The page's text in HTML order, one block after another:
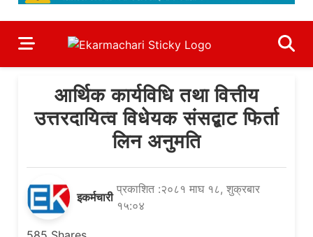
आर्थिक कार्यविधि तथा वित्तीय
उत्तरदायित्व विधेयक संसद्बाट फिर्ता
लिन अनुमति
इकर्मचारी
प्रकाशित :२०८१ माघ १८, शुक्रबार
१५:०४